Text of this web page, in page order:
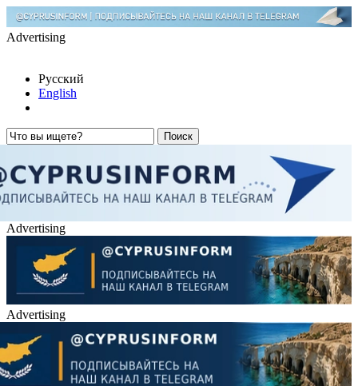
Advertising
Русский
English
Advertising
Advertising